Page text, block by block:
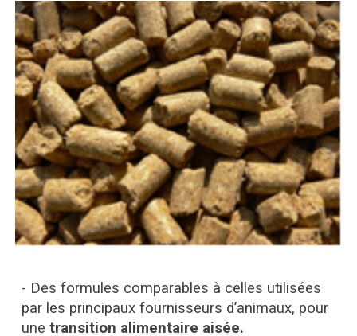
- Desformules comparables à celles utilisées
par les principaux fournisseurs d’animaux, pour
unetransition alimentaire aisée.